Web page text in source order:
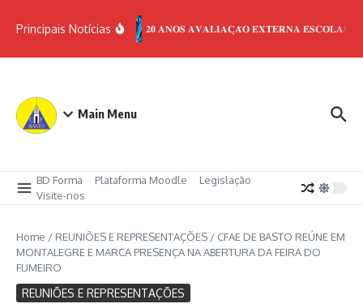
Principais Notícias 𝟐𝟎 𝐀𝐍𝐎𝐒 𝐀𝐕𝐀𝐋𝐈𝐀𝐂̧𝐀̃𝐎 𝐄𝐗𝐓𝐄𝐑𝐍𝐀 𝐄𝐒𝐂𝐎𝐋𝐀𝐒
Main Menu
BD Forma Plataforma Moodle
Legislação
Visite-nos
Home / REUNIÕES E REPRESENTAÇÕES / CFAE DE BASTO REÚNE EM
MONTALEGRE E MARCA PRESENÇA NA ABERTURA DA FEIRA DO
FUMEIRO
REUNIÕES E REPRESENTAÇÕES